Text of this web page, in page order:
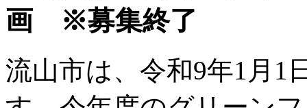
画 ※募集終了
流山市は、令和9年1月1